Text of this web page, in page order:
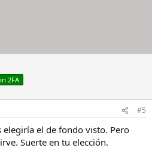
2FA
#5
el de fondo visto. Pero
Suerte en tu elección.